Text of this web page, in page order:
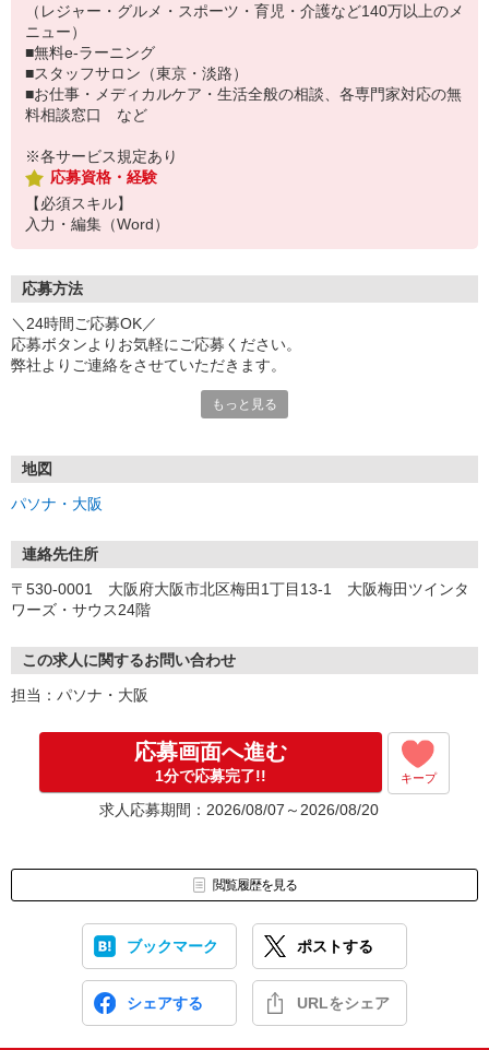
（レジャー・グルメ・スポーツ・育児・介護など140万以上のメ
ニュー）
■無料e-ラーニング
■スタッフサロン（東京・淡路）
■お仕事・メディカルケア・生活全般の相談、各専門家対応の無
料相談窓口 など
※各サービス規定あり
応募資格・経験
【必須スキル】
入力・編集（Word）
応募方法
＼24時間ご応募OK／
応募ボタンよりお気軽にご応募ください。
弊社よりご連絡をさせていただきます。
※「@pasona.co.jp」のドメイン解除をお願いいたします。
【お仕事開始までの流れ】
▼ご案内可能な方に弊社からマイページ作成（プロフィール入力）
▼面談 ※WEB、来社を選択可能です
▼お仕事紹介
▼お仕事開始
もっと見る
地図
パソナ・大阪
連絡先住所
〒530-0001 大阪府大阪市北区梅田1丁目13-1 大阪梅田ツインタ
ワーズ・サウス24階
この求人に関するお問い合わせ
担当：パソナ・大阪
応募画面へ進む
1分で応募完了!! キープ
求人応募期間：2026/08/07～2026/08/20
閲覧履歴を見る
ブックマーク ポストする
シェアする URLをシェア